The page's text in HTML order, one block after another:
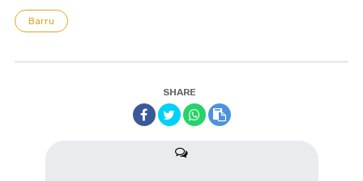
Barru
SHARE